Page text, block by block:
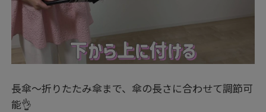
長傘～折りたたみ傘まで、傘の長さに合わせて調節可
能👌